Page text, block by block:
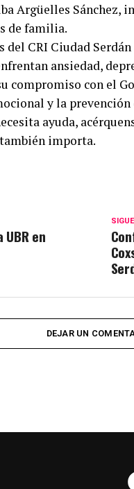
Argüelles Sánchez,
de familia.
del CRI Ciudad
ansiedad,
compromiso con el
y la
ayuda,
importa.
en
DEJAR UN